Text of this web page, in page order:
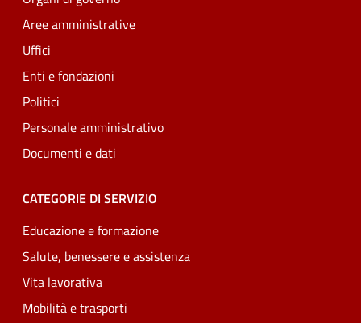
Aree amministrative
Uffici
Enti e fondazioni
Politici
Personale amministrativo
Documenti e dati
CATEGORIE DI SERVIZIO
Educazione e formazione
Salute, benessere e assistenza
Vita lavorativa
Mobilità e trasporti